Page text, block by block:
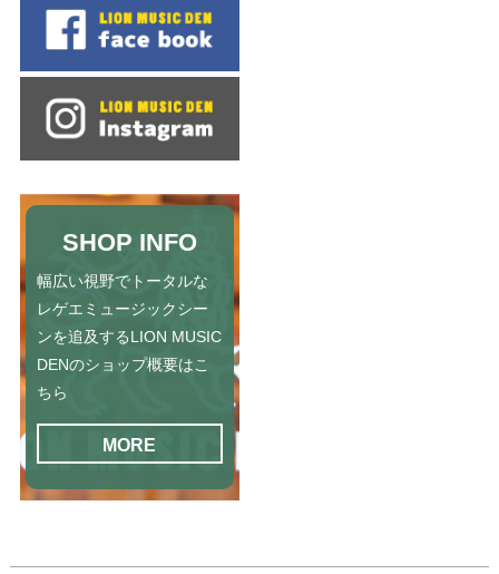
SHOP INFO
幅広い視野でトータルな
レゲエミュージックシー
ンを追及するLION MUSIC
DENのショップ概要はこ
ちら
MORE